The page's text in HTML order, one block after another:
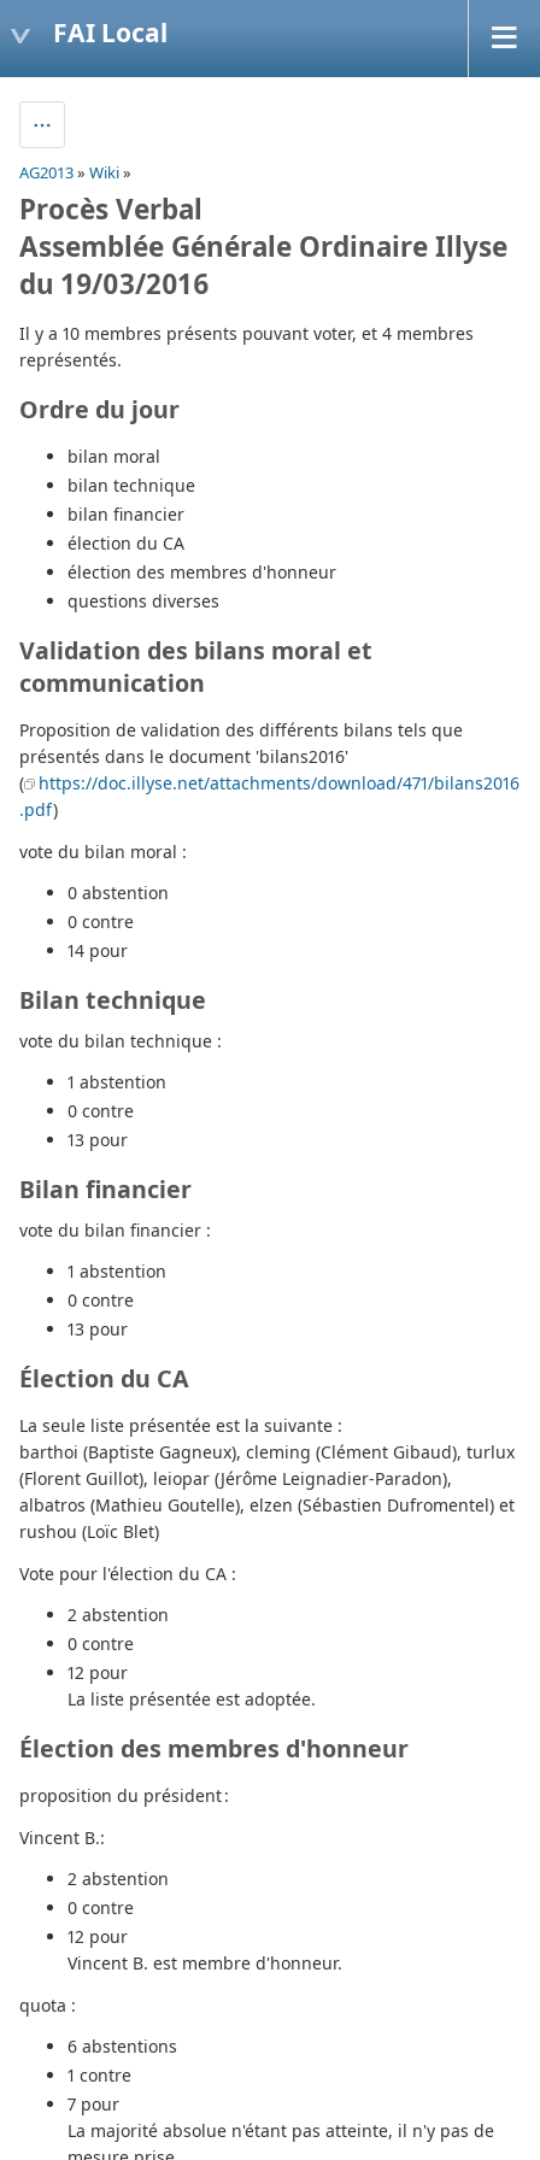
FAI Local
AG2013» Wiki»
Procès Verbal
Assemblée Générale Ordinaire Illyse
du 19/03/2016
Il y a 10 membres présents pouvant voter, et 4 membres
représentés.
Ordre du jour
bilan moral
bilan technique
bilan financier
élection du CA
élection des membres d'honneur
questions diverses
Validation des bilans moral et
communication
Proposition de validation des différents bilans tels que
présentés dans le document 'bilans2016'
(
https://doc.illyse.net/attachments/download/471/bilans2016
.pdf)
vote du bilan moral :
0 abstention
0 contre
14 pour
Bilan technique
vote du bilan technique :
1 abstention
0 contre
13 pour
Bilan financier
vote du bilan financier :
1 abstention
0 contre
13 pour
Élection du CA
La seule liste présentée est la suivante :
barthoi (Baptiste Gagneux), cleming (Clément Gibaud), turlux
(Florent Guillot), leiopar (Jérôme Leignadier-Paradon),
albatros (Mathieu Goutelle), elzen (Sébastien Dufromentel) et
rushou (Loïc Blet)
Vote pour l'élection du CA :
2 abstention
0 contre
12 pour
La liste présentée est adoptée.
Élection des membres d'honneur
proposition du président :
Vincent B.:
2 abstention
0 contre
12 pour
Vincent B. est membre d'honneur.
quota :
6 abstentions
1 contre
7 pour
La majorité absolue n'étant pas atteinte, il n'y pas de